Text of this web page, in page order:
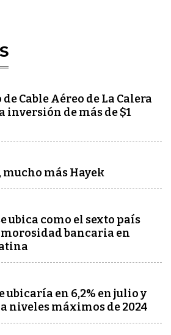
Cable Aéreo de La Calera
inversión de más de $1
mucho más Hayek
ubica como el sexto país
bancaria en
ubicaría en 6,2% en julio y
niveles máximos de 2024